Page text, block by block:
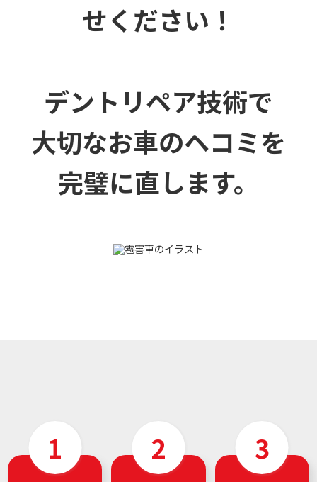
せください！
デントリペア技術で
大切なお車のヘコミを
完璧に直します。